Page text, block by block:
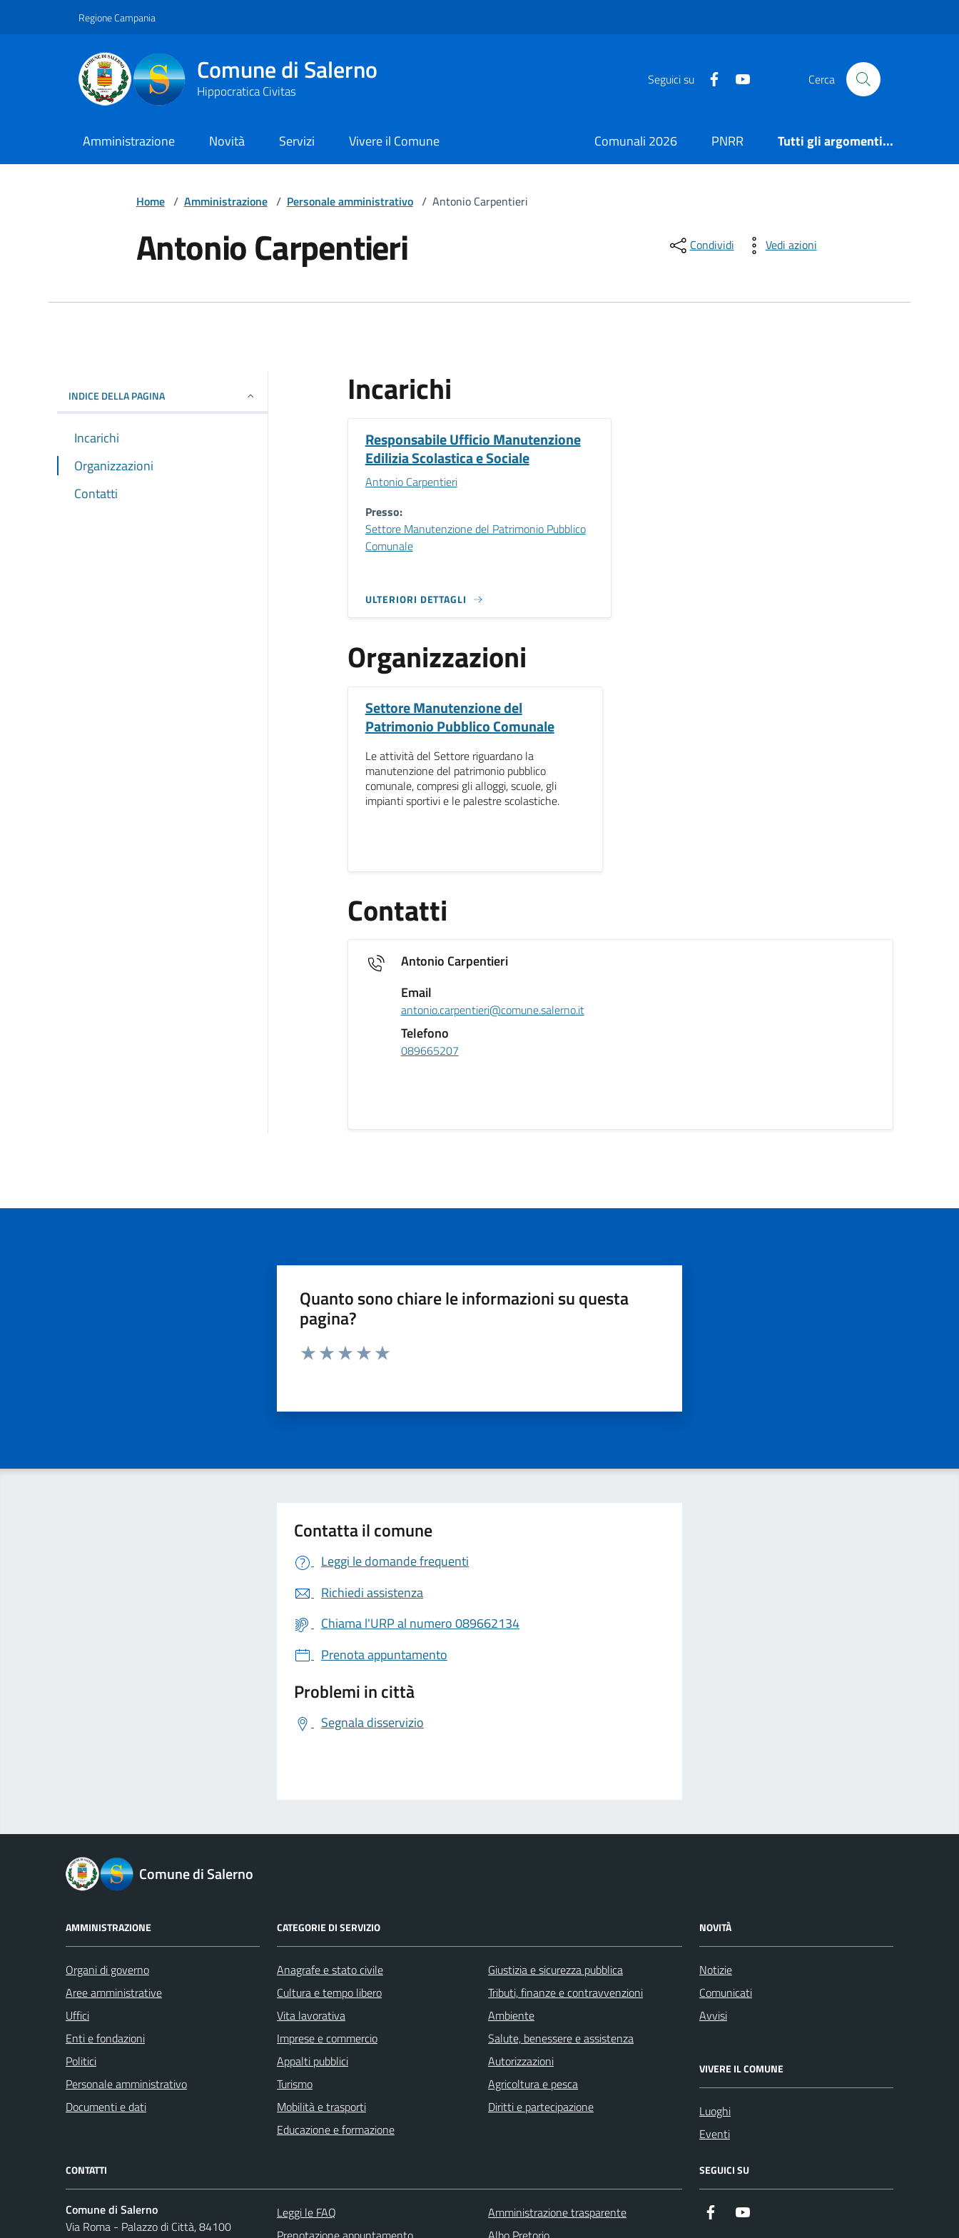
Regione Campania
Comune di Salerno
Hippocratica Civitas
Seguici su https://it-it.facebook.com/ComuneSalerno
https://www.youtube.com/user/
Cerca
Amministrazione Novità Servizi Vivere il Comune Comunali 2026 PNRR Tutti gli argomenti...
Home / Amministrazione / Personale amministrativo / Antonio Carpentieri
Antonio Carpentieri Condividi Vedi azioni
INDICE DELLA PAGINA
Incarichi
Organizzazioni
Contatti
Incarichi
Responsabile Ufficio Manutenzione
Edilizia Scolastica e Sociale
Antonio Carpentieri
Presso:
Settore Manutenzione del Patrimonio Pubblico
Comunale
ULTERIORI DETTAGLI
Organizzazioni
Settore Manutenzione del
Patrimonio Pubblico Comunale
Le attività del Settore riguardano la
manutenzione del patrimonio pubblico
comunale, compresi gli alloggi, scuole, gli
impianti sportivi e le palestre scolastiche.
Contatti
Antonio Carpentieri
Email
antonio.carpentieri@comune.salerno.it
Telefono
089665207
Quanto sono chiare le informazioni su questa
pagina?
Valuta da 1 a 5 stelle la pagina
Contatta il comune
Leggi le domande frequenti
Richiedi assistenza
Chiama l'URP al numero 089662134
Prenota appuntamento
Problemi in città
Segnala disservizio
logo Unione EuropeaComune di Salerno
AMMINISTRAZIONE
Organi di governo
Aree amministrative
Uffici
Enti e fondazioni
Politici
Personale amministrativo
Documenti e dati
CATEGORIE DI SERVIZIO
Anagrafe e stato civile
Cultura e tempo libero
Vita lavorativa
Imprese e commercio
Appalti pubblici
Turismo
Mobilità e trasporti
Educazione e formazione
Giustizia e sicurezza pubblica
Tributi, finanze e contravvenzioni
Ambiente
Salute, benessere e assistenza
Autorizzazioni
Agricoltura e pesca
Diritti e partecipazione
NOVITÀ
Notizie
Comunicati
Avvisi
VIVERE IL COMUNE
Luoghi
Eventi
CONTATTI
Comune di Salerno
Via Roma - Palazzo di Città, 84100
Leggi le FAQ
Amministrazione trasparente
SEGUICI SU
https://it-it.facebook.com/ComuneSalerno